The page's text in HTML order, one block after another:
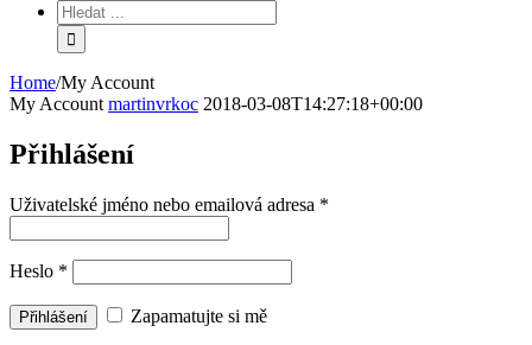
Home/My Account
My Account martinvrkoc 2018-03-08T14:27:18+00:00
Přihlášení
Uživatelské jméno nebo emailová adresa *
Heslo *
Zapamatujte si mě